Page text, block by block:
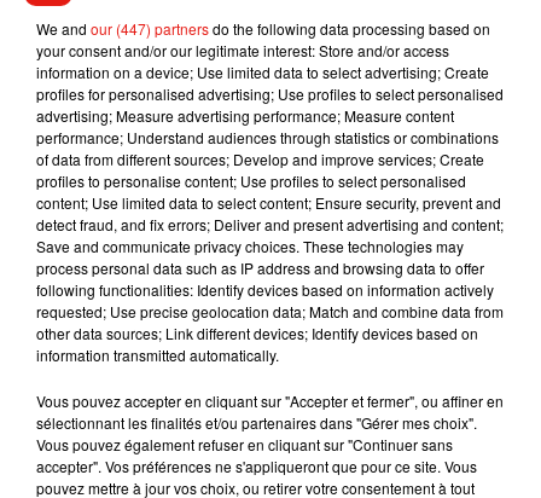
également indiqué avoir signé ce matin un arrêté permettant
aux techniciens de laboratoire mais aussi "aux aide-
soignants, aux étudiants en santé et même aux secouristes"
de pouvoir réaliser les tests alors que les laboratoires
manquent de bras.
Musique
Il y a 10 ans, DJ Snake changeait de
dimension avec son premier...
We and our (447) partnersdo the following data processing based on
your consent and/or our legitimate interest: Store and/or access
information on a device; Use limited data to select advertising; Create
profiles for personalised advertising; Use profiles to select personalised
advertising; Measure advertising performance; Measure content
performance; Understand audiences through statistics or combinations
of data from different sources; Develop and improve services; Create
profiles to personalise content; Use profiles to select personalised
content; Use limited data to select content; Ensure security, prevent and
detect fraud, and fix errors; Deliver and present advertising and content;
Save and communicate privacy choices. These technologies may
process personal data such as IP address and browsing data to offer
following functionalities: Identify devices based on information actively
requested; Use precise geolocation data; Match and combine data from
other data sources; Link different devices; Identify devices based on
information transmitted automatically.
Vous pouvez accepter en cliquant sur "Accepter et fermer", ou affiner en
sélectionnant les finalités et/ou partenaires dans "Gérer mes choix".
Vous pouvez également refuser en cliquant sur "Continuer sans
accepter". Vos préférences ne s'appliqueront que pour ce site. Vous
pouvez mettre à jour vos choix, ou retirer votre consentement à tout